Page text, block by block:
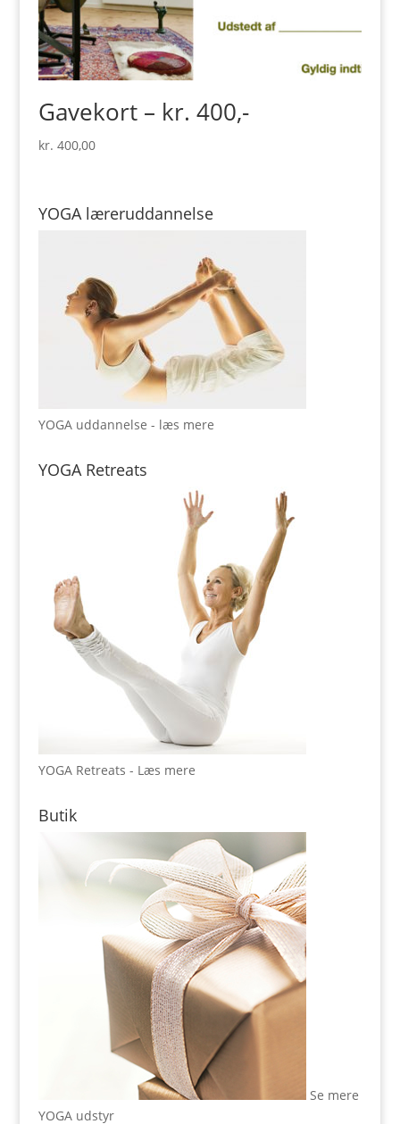
Gavekort – kr. 400,-
kr. 400,00
YOGA læreruddannelse
YOGA uddannelse - læs mere
YOGA Retreats
YOGA Retreats - Læs mere
Butik
Se mere
YOGA udstyr